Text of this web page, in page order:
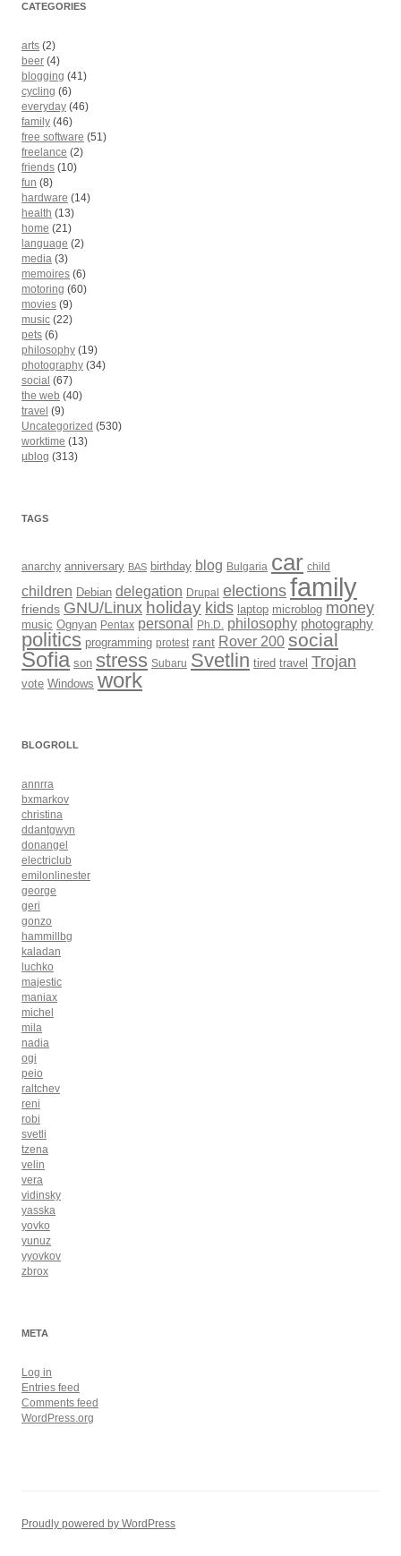
CATEGORIES
arts (2)
beer (4)
blogging (41)
cycling (6)
everyday (46)
family (46)
free software (51)
freelance (2)
friends (10)
fun (8)
hardware (14)
health (13)
home (21)
language (2)
media (3)
memoires (6)
motoring (60)
movies (9)
music (22)
pets (6)
philosophy (19)
photography (34)
social (67)
the web (40)
travel (9)
Uncategorized (530)
worktime (13)
µblog (313)
TAGS
anarchy anniversary BAS birthday blog Bulgaria car child
children Debian delegation Drupal elections family
friends GNU/Linux holiday kids laptop microblog money
music Ognyan Pentax personal Ph.D. philosophy photography
politics programming protest rant Rover 200 social
Sofia son stress Subaru Svetlin tired travel Trojan
vote Windows work
BLOGROLL
annrra
bxmarkov
christina
ddantgwyn
donangel
electriclub
emilonlinester
george
geri
gonzo
hammillbg
kaladan
luchko
majestic
maniax
michel
mila
nadia
ogi
peio
raltchev
reni
robi
svetli
tzena
velin
vera
vidinsky
yasska
yovko
yunuz
yyovkov
zbrox
META
Log in
Entries feed
Comments feed
WordPress.org
Proudly powered by WordPress